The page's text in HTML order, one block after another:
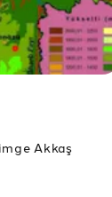
Akkaş